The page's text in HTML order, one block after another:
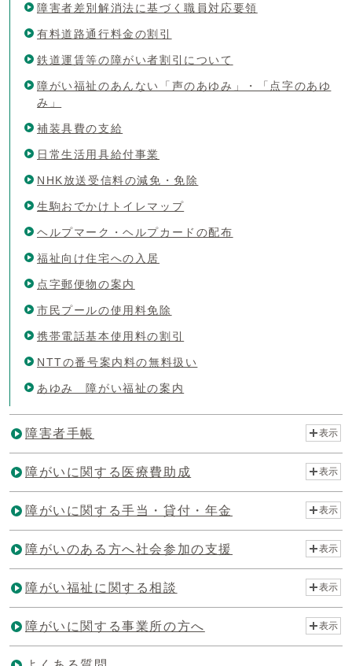
障害者差別解消法に基づく職員対応要領
有料道路通行料金の割引
鉄道運賃等の障がい者割引について
障がい福祉のあんない「声のあゆみ」・「点字のあゆ
み」
補装具費の支給
日常生活用具給付事業
NHK放送受信料の減免・免除
生駒おでかけトイレマップ
ヘルプマーク・ヘルプカードの配布
福祉向け住宅への入居
点字郵便物の案内
市民プールの使用料免除
携帯電話基本使用料の割引
NTTの番号案内料の無料扱い
あゆみ 障がい福祉の案内
障害者手帳 表示
障がいに関する医療費助成 表示
障がいに関する手当・貸付・年金 表示
障がいのある方へ社会参加の支援 表示
障がい福祉に関する相談 表示
障がいに関する事業所の方へ 表示